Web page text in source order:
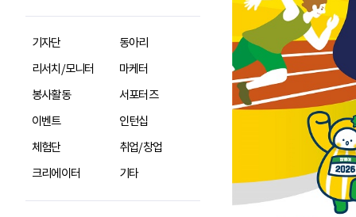
기자단
동아리
리서치/모니터
마케터
봉사활동
서포터즈
이벤트
인턴십
체험단
취업/창업
크리에이터
기타